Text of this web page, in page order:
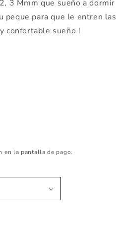
3 Mmm que sueño a dormir
peque para que le entren las
confortable sueño !
en la pantalla de pago.